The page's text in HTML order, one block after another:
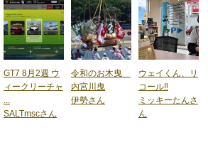
GT7 8月2週 ウ
ィークリーチャ
SALTmscさん
令和のお木曳
内宮川曳
伊勢さん
ウェイくん、リ
コール‼️
ミッキーたんさ
ん